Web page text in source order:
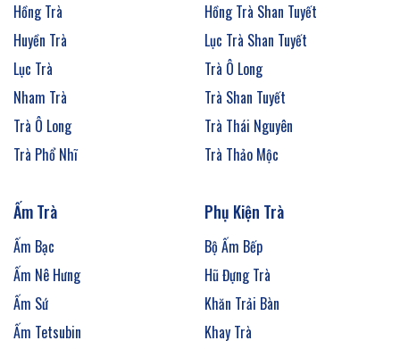
Hồng Trà
Huyền Trà
Lục Trà
Nham Trà
Trà Ô Long
Trà Phổ Nhĩ
Hồng Trà Shan Tuyết
Lục Trà Shan Tuyết
Trà Ô Long
Trà Shan Tuyết
Trà Thái Nguyên
Trà Thảo Mộc
Ấm Trà
Ấm Bạc
Ấm Nê Hưng
Ấm Sứ
Ấm Tetsubin
Phụ Kiện Trà
Bộ Ấm Bếp
Hũ Đựng Trà
Khăn Trải Bàn
Khay Trà